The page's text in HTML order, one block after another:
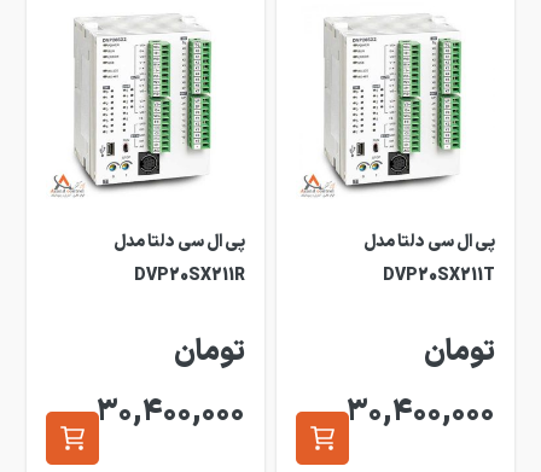
پی ال سی دلتا مدل
DVP20SX211T
تومان
30,400,000
پی ال سی دلتا مدل
DVP20SX211R
تومان
30,400,000